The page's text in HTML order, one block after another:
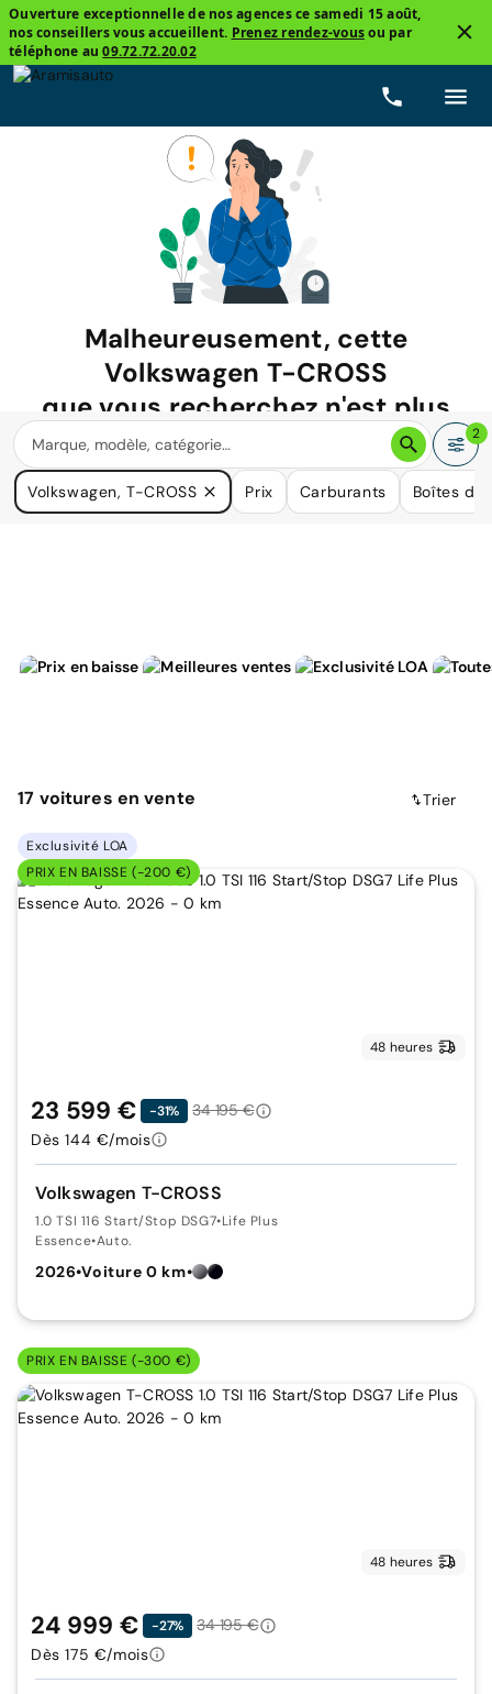
Ouverture exceptionnelle de nos agences ce samedi 15 août,
nos conseillers vous accueillent. Prenez rendez-vousou par
téléphone au09.72.72.20.02
Malheureusement, cette
Volkswagen T-CROSS
que vous recherchez n'est plus
disponible.
Nous avons de nombreuses voitures qui pourraient répondre
à vos besoins.
2
Volkswagen, T-CROSS Prix Carburants Boîtes de
17 voitures en vente Trier
Exclusivité LOA
PRIX EN BAISSE (-200 €)
48 heures
Volkswagen T-CROSS
1.0 TSI 116 Start/Stop DSG7•Life Plus
Essence•Auto.
2026•Voiture 0 km•
23 599 € -31%
34 195 €
Dès 144 €/mois
PRIX EN BAISSE (-300 €)
48 heures
24 999 € -27%
34 195 €
Dès 175 €/mois